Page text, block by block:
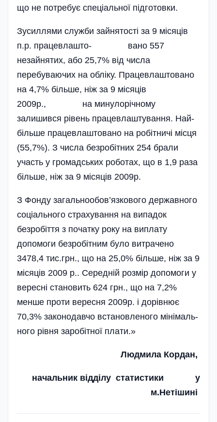
що не потребує спеціальної підготовки.
Зусиллями служби зайнятості за 9 місяців
п.р. працевлашто­- вано 557
незайнятих, або 25,7% від числа
перебуваючих на обліку. Працевлаштовано
на 4,7% більше, ніж за 9 місяців
2009р., на минулорічному
залишився рівень працевлаштування. Най­
більше працевлаштовано на ро­бітничі місця
(55,7%). З числа безробітних 254 брали
участь у громадських роботах, що в 1,9 раза
більше, ніж за 9 місяців 2009р.
З Фонду загальнообов’язкового державного
соціального страхування на випадок
безробіття з початку року на виплату
допомоги безробітним було витрачено
3478,4 тис.грн., що на 25,0% більше, ніж за 9
місяців 2009 р.. Середній розмір допомоги у
вересні становить 624 грн., що на 7,2%
менше проти вересня 2009р. і дорівнює
70,3% законодавчо встановленого міні­маль­
ного рівня заробітної плати.»
Людмила Кордан,
начальник відділу статистики у
м.Нетішині